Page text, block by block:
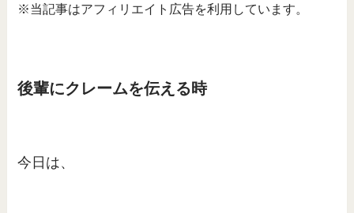
※当記事はアフィリエイト広告を利用しています。
後輩にクレームを伝える時
今日は、